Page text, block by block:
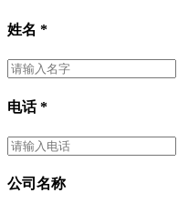
姓名 *
电话*
公司名称